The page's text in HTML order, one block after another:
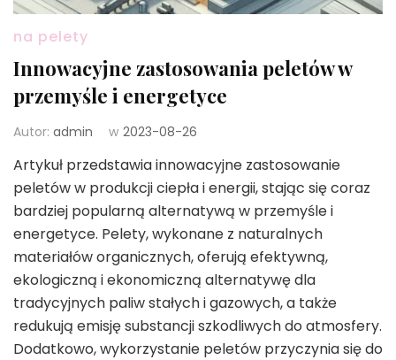
na pelety
Innowacyjne zastosowania peletów w
przemyśle i energetyce
Autor: admin w 2023-08-26
Artykuł przedstawia innowacyjne zastosowanie
peletów w produkcji ciepła i energii, stając się coraz
bardziej popularną alternatywą w przemyśle i
energetyce. Pelety, wykonane z naturalnych
materiałów organicznych, oferują efektywną,
ekologiczną i ekonomiczną alternatywę dla
tradycyjnych paliw stałych i gazowych, a także
redukują emisję substancji szkodliwych do atmosfery.
Dodatkowo, wykorzystanie peletów przyczynia się do